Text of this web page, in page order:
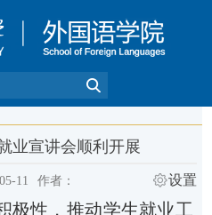
业宣讲会顺利开展
11 作者： 设置
极性， 推动学生就业工